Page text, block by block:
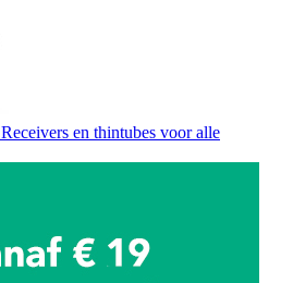
Receivers en thintubes voor alle